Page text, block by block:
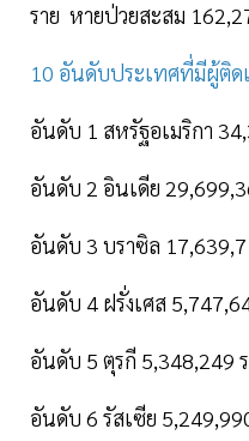
ราย หายป่วยสะสม
10 อันดับประเทศที่มีผู้ติด
อันดับ 1 สหรัฐอเมริกา
อันดับ 2 อินเดีย
อันดับ 3 บราซิล
อันดับ 4 ฝรั่งเศส
อันดับ 5 ตุรกี 5,348,249
อันดับ 6 รัสเซีย